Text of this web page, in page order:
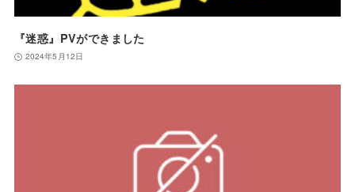
『迷惑』PVができました
2024年5月12日